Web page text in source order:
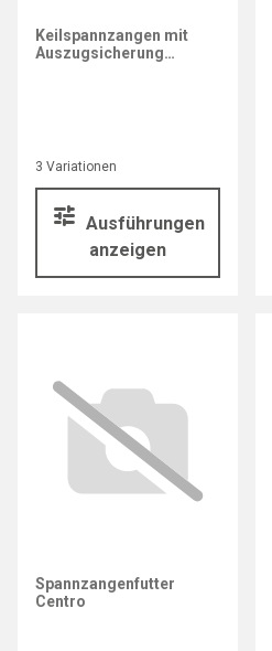
3 Variationen
Ausführungen
anzeigen
Keilspannzangen mit
Auszugsicherung
Spannzangenfutter
Centro